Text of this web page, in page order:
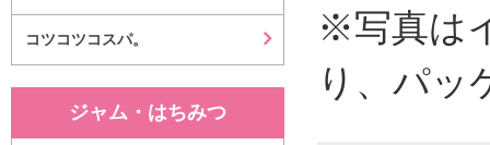
コツコツコスパ。
ジャム・はちみつ
※写真は
り、パッ